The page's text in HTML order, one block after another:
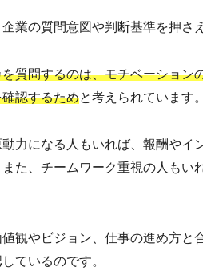
業の質問意図や判断基準を押さ
質問するのは、モチベーション
認するためと考えられています。
力になる人もいれば、報酬やイ
た、チームワーク重視の人もい
観やビジョン、仕事の進め方と
ているのです。